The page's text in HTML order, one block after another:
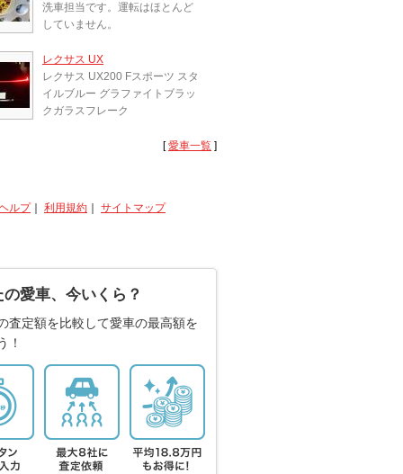
洗車担当です。運転はほとんど
していません。
レクサス UX
レクサス UX200 Fスポーツ スタ
イルブルー グラファイトブラッ
クガラスフレーク
[愛車一覧 ]
ルプ｜ 利用規約 サイトマップ
愛車、今いくら？
査定額を比較して愛車の最高額を
！